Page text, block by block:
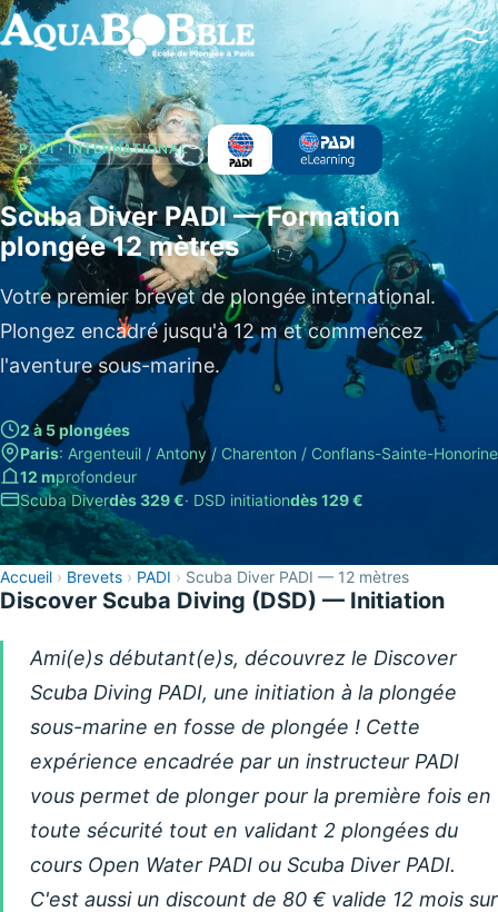
Brevets PADI
Brevets FFESSM / CMAS
Double certification
Baptême de plongée
Perfectionnement
Plongées en mer
PADI · INTERNATIONAL
Scuba Diver PADI — Formation
plongée 12 mètres
Votre premier brevet de plongée international.
Plongez encadré jusqu'à 12 m et commencez
l'aventure sous-marine.
2 à 5 plongées
Paris: Argenteuil / Antony / Charenton / Conflans-Sainte-Honorine
12 mprofondeur
Scuba Diverdès 329 €· DSD initiationdès 129 €
Accueil › Brevets › PADI › Scuba Diver PADI — 12 mètres
Discover Scuba Diving (DSD) — Initiation
Ami(e)s débutant(e)s, découvrez le Discover
Scuba Diving PADI, une initiation à la plongée
sous-marine en fosse de plongée ! Cette
expérience encadrée par un instructeur PADI
vous permet de plonger pour la première fois en
toute sécurité tout en validant 2 plongées du
cours Open Water PADI ou Scuba Diver PADI.
C'est aussi un discount de 80 € valide 12 mois sur